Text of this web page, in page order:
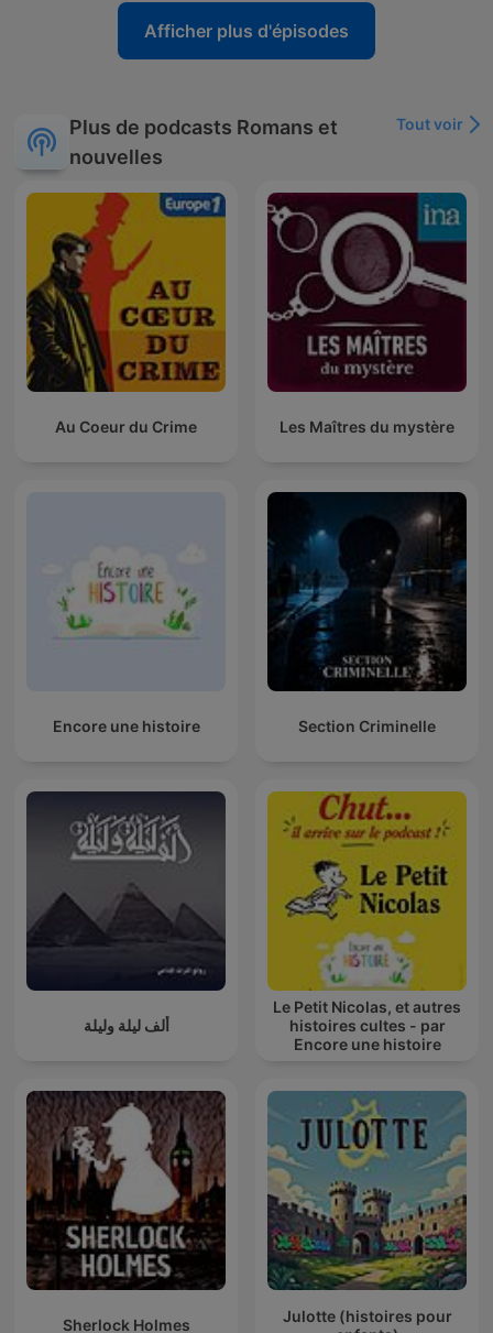
Afficher plus d'épisodes
Plus de podcasts Romans et
nouvelles
Tout voir
Au Coeur du Crime Les Maîtres du mystère
Encore une histoire Section Criminelle
ألف ليلة وليلة
Le Petit Nicolas, et autres
histoires cultes - par
Encore une histoire
Sherlock Holmes
Julotte (histoires pour